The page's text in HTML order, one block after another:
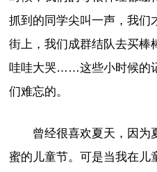
抓到的同学尖叫一声，我
街上，我们成群结队去买棒
哇哇大哭……这些小时候的
们难忘的。
曾经很喜欢夏天，因为
蜜的儿童节。可是当我在儿